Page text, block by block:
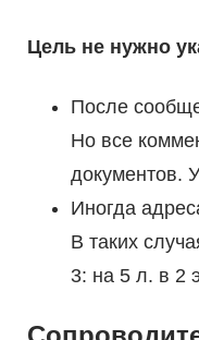
Цель не нужно
После
Но все
документов.
Иногда
В таких
3: на 5 л. в 2